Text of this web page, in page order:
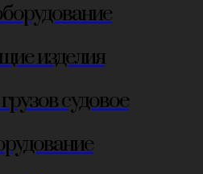
изделия
судовое